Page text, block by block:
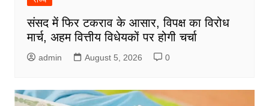
संसद में फिर टकराव के आसार, विपक्ष का विरोध
मार्च, अहम वित्तीय विधेयकों पर होगी चर्चा
admin August 5, 2026 0